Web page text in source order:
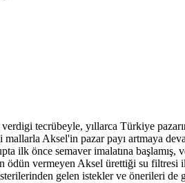
tecrübeyle, yıllarca Türkiye
Aksel'in pazar payı artmaya
ilk önce semaver imalatına
ödün vermeyen Aksel ürettiği su filtresi
gelen istekler ve önerileri de